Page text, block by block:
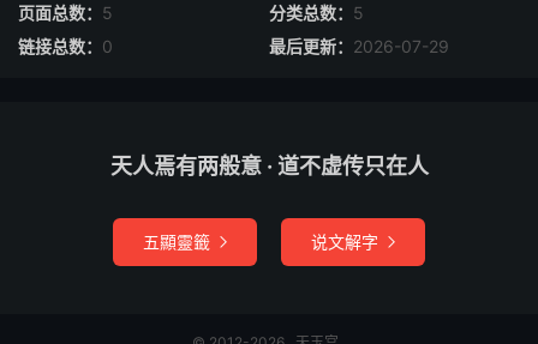
页面总数： 5 分类总数： 5
链接总数： 0 最后更新： 2026-07-29
天人焉有两般意 · 道不虚传只在人
五顯靈籤  说文解字 